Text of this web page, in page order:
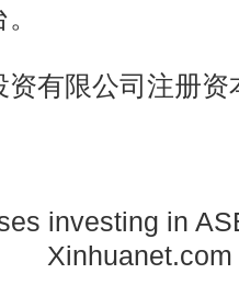
有限公司注册
investing in
Xinhuanet.com